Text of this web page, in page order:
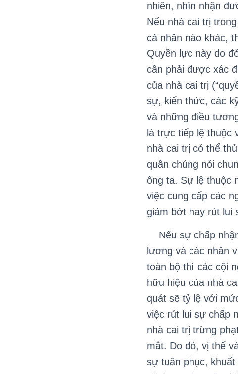
nhiên, nhìn nhận
Nếu nhà cai trị
cá nhân nào khác,
Quyền lực này do
cần phải được xác
của nhà cai trị
sự, kiến thức, các
và những điều
là trực tiếp lệ thuộc
nhà cai trị có thể
quần chúng nói
ông ta. Sự lệ thuộc
việc cung cấp các
giảm bớt hay rút lui
Nếu sự chấp
lương và các nhân
toàn bộ thì các cội
hữu hiệu của nhà
quát sẽ tỷ lệ với
việc rút lui sự chấp
nhà cai trị trừng
mắt. Do đó, vị thế
sự tuân phục,